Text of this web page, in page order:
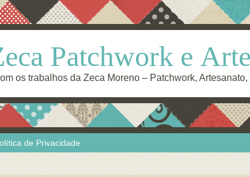
Patchwork e
os trabalhos da Zeca Moreno – Patchwork,
de Privacidade